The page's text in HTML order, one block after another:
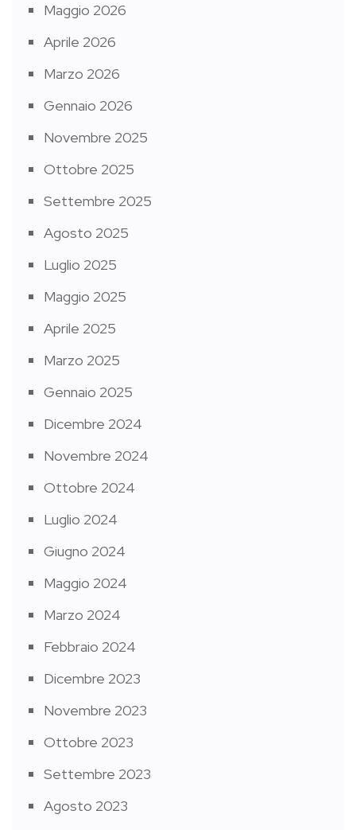
Maggio 2026
Aprile 2026
Marzo 2026
Gennaio 2026
Novembre 2025
Ottobre 2025
Settembre 2025
Agosto 2025
Luglio 2025
Maggio 2025
Aprile 2025
Marzo 2025
Gennaio 2025
Dicembre 2024
Novembre 2024
Ottobre 2024
Luglio 2024
Giugno 2024
Maggio 2024
Marzo 2024
Febbraio 2024
Dicembre 2023
Novembre 2023
Ottobre 2023
Settembre 2023
Agosto 2023